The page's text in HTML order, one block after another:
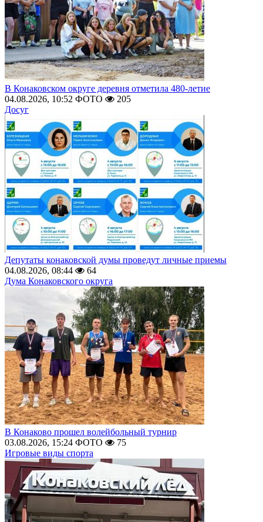
В Конаковском округе деревня отметила 480-летие
04.08.2026, 10:52 ФОТО
205
Досуг
Депутаты конаковской думы проведут личные приемы
04.08.2026, 08:44
64
Дума Конаковского округа
В Конаково прошел волейбольный турнир
03.08.2026, 15:24 ФОТО
75
Игровые виды спорта